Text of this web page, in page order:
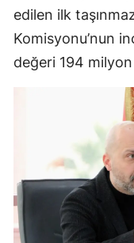
edilen ilk
Komisyonu’nun
değeri 194